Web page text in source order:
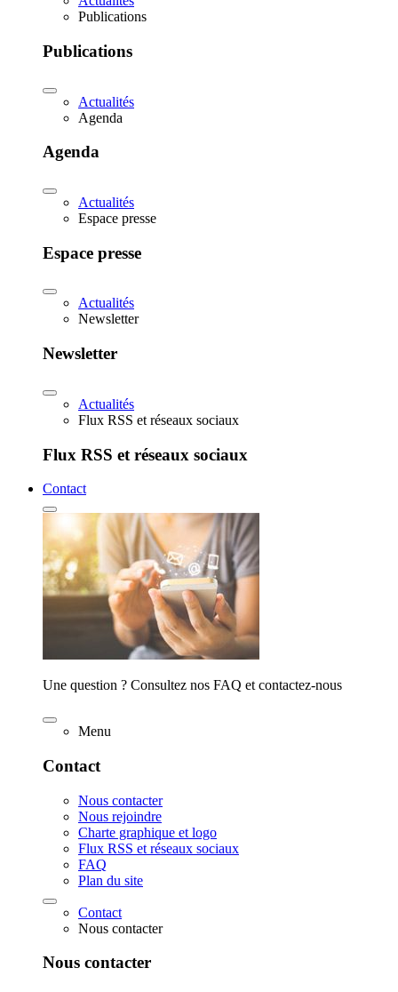
Publications
Publications
Actualités
Agenda
Agenda
Actualités
Espace presse
Espace presse
Actualités
Newsletter
Newsletter
Actualités
Flux RSS et réseaux sociaux
Flux RSS et réseaux sociaux
Contact
Une question ? Consultez nos FAQ et contactez-nous
Menu
Contact
Nous contacter
Nous rejoindre
Charte graphique et logo
Flux RSS et réseaux sociaux
FAQ
Plan du site
Contact
Nous contacter
Nous contacter